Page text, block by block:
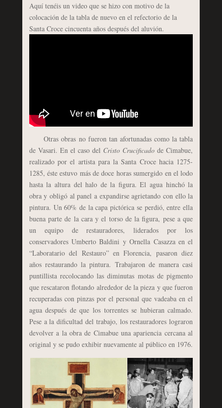
Aquí tenéis un video que se hizo con motivo de la
colocación de la tabla de nuevo en el refectorio de la
Santa Croce cincuenta años después del aluvión.
Otras obras no fueron tan afortunadas como la tabla
de Vasari. En el caso del Cristo Crucificado de Cimabue,
realizado por el artista para la Santa Croce hacia 1275-
1285, éste estuvo más de doce horas sumergido en el lodo
hasta la altura del halo de la figura. El agua hinchó la
obra y obligó al panel a expandirse agrietando con ello la
pintura. Un 60% de la capa pictórica se perdió, entre ella
buena parte de la cara y el torso de la figura, pese a que
un equipo de restauradores, liderados por los
conservadores Umberto Baldini y Ornella Casazza en el
“Laboratario del Restauro” en Florencia, pasaron diez
años restaurando la pintura. Trabajaron de manera casi
puntillista recolocando las diminutas motas de pigmento
que rescataron flotando alrededor de la pieza y que fueron
recuperadas con pinzas por el personal que vadeaba en el
agua después de que los torrentes se hubieran calmado.
Pese a la dificultad del trabajo, los restauradores lograron
devolver a la obra de Cimabue una apariencia cercana al
original y se pudo exhibir nuevamente al público en 1976.